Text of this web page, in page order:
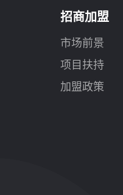
招商加盟
市场前景
项目扶持
加盟政策